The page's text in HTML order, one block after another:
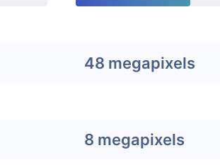
48 megapixels
8 megapixels